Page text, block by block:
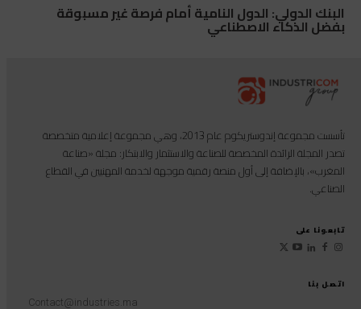
البنك الدولي: الدول النامية أمام فرصة غير مسبوقة
بفضل الذكاء الاصطناعي
اتصل بنا
Contact@industries.ma
تأسست مجموعة إندوستريكوم عام 2013، وهي مجموعة إعلامية متخصصة
تصدر المجلة الرائدة المخصصة للصناعة والاستثمار والابتكار: مجلة «صناعة
المغرب»، بالإضافة إلى أول منصة رقمية موجهة لخدمة المهنيين في القطاع
الصناعي.
تابعونا على